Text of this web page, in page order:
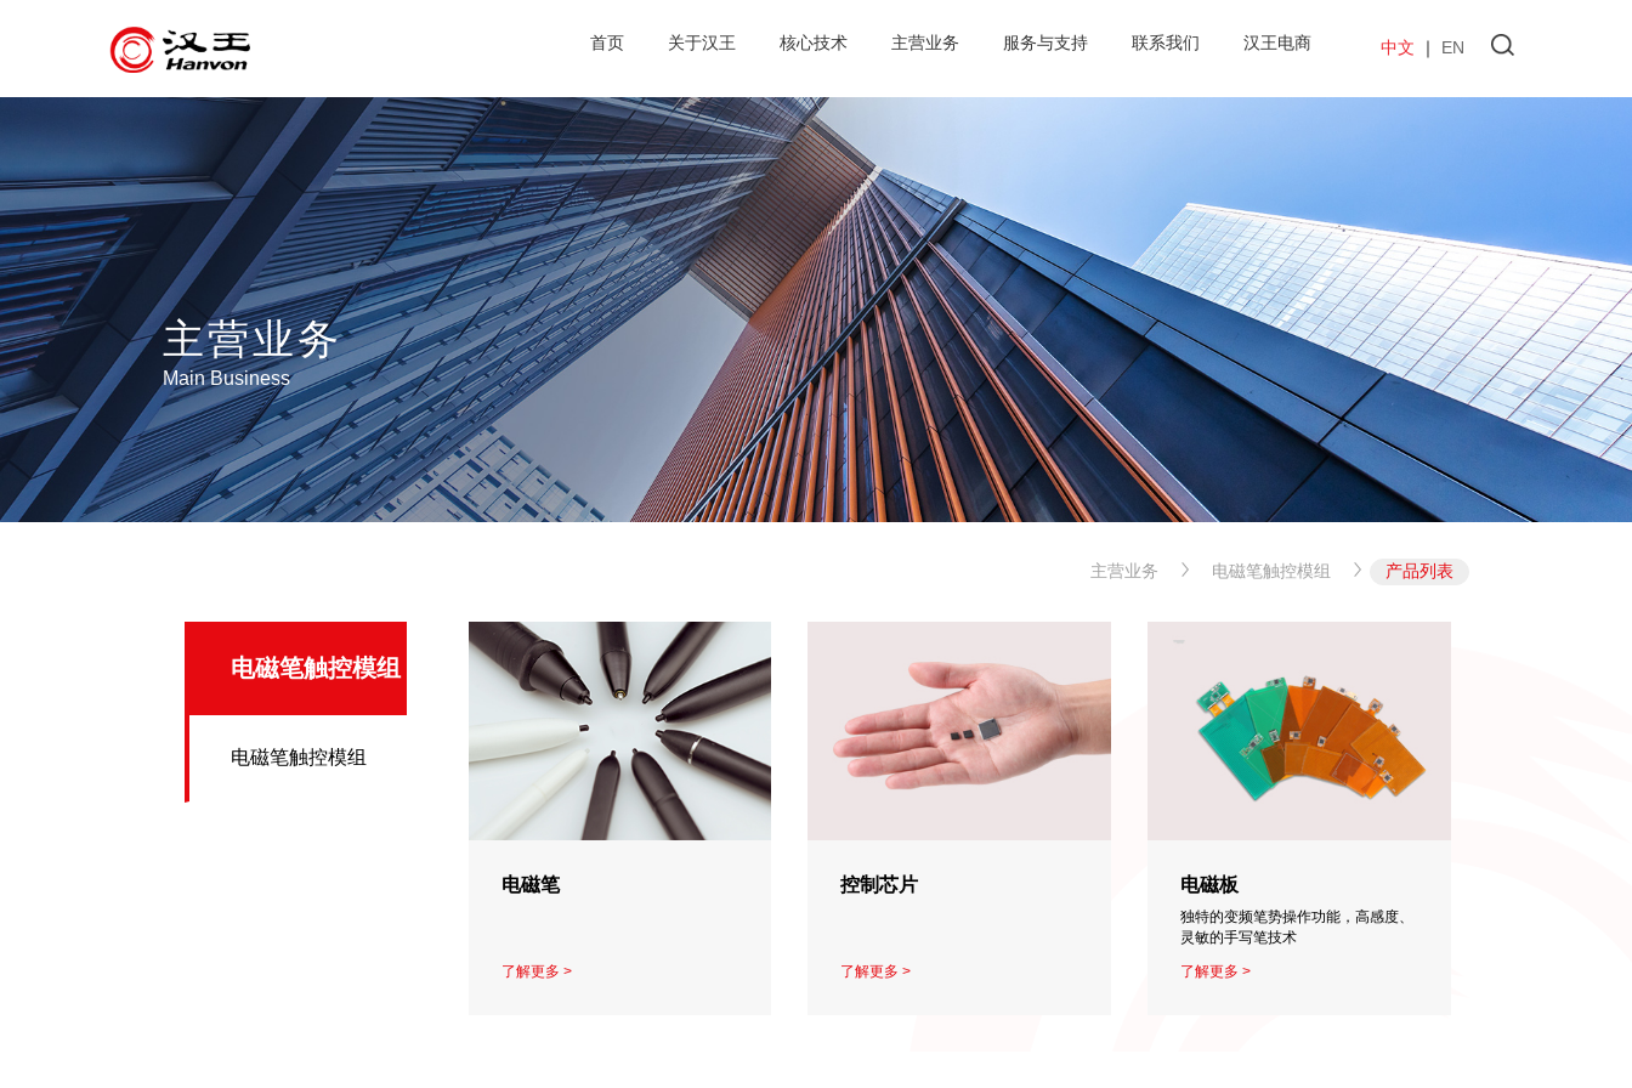
首页 关于汉王 核心技术 主营业务 服务与支持 联系我们 汉王电商 中文 ｜ EN
主营业务
Main Business
主营业务 电磁笔触控模组 产品列表
电磁笔触控模组
电磁笔触控模组
电磁笔
了解更多 >
控制芯片
了解更多 >
电磁板
独特的变频笔势操作功能，高感度、
灵敏的手写笔技术
了解更多 >